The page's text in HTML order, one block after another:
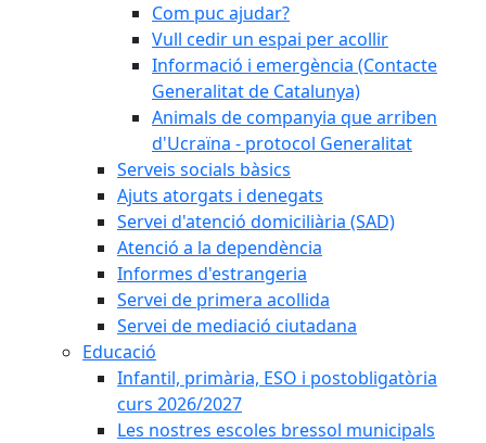
Com puc ajudar?
Vull cedir un espai per acollir
Informació i emergència (Contacte
Generalitat de Catalunya)
Animals de companyia que arriben
d'Ucraïna - protocol Generalitat
Serveis socials bàsics
Ajuts atorgats i denegats
Servei d'atenció domiciliària (SAD)
Atenció a la dependència
Informes d'estrangeria
Servei de primera acollida
Servei de mediació ciutadana
Educació
Infantil, primària, ESO i postobligatòria
curs 2026/2027
Les nostres escoles bressol municipals